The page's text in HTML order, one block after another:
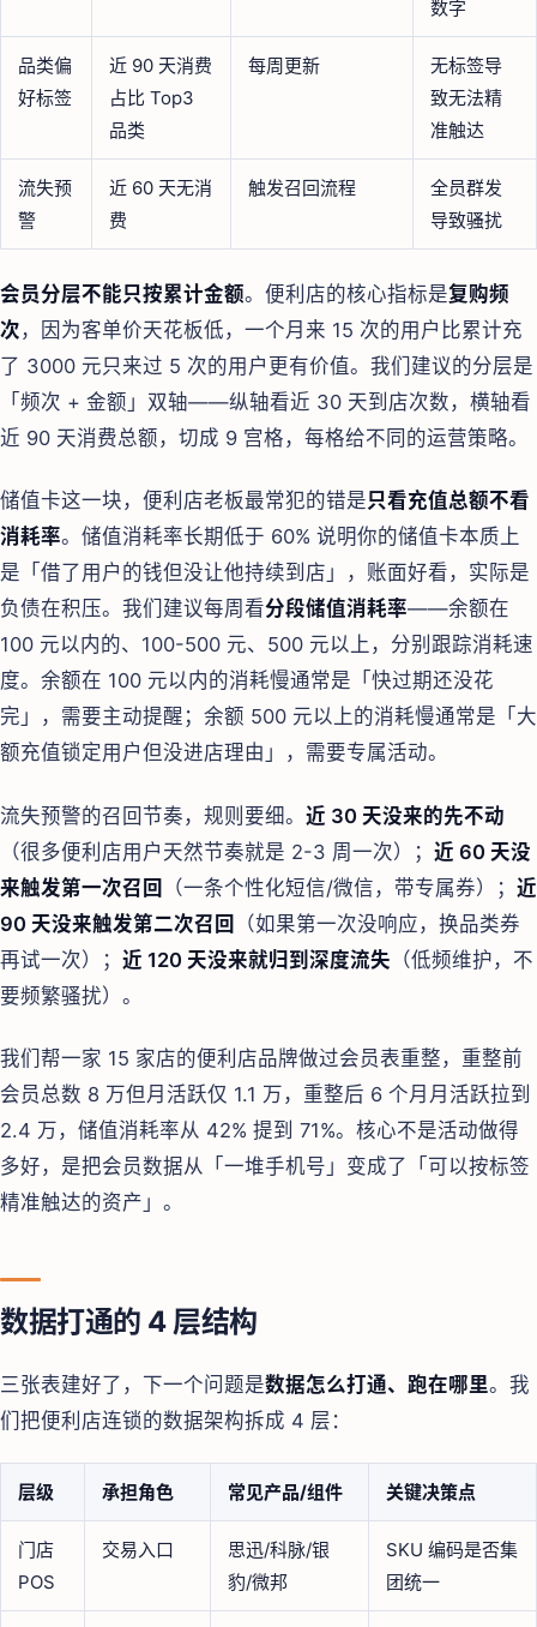
数字
品类偏
好标签
近 90 天消费
占比 Top3
品类
每周更新
无标签导
致无法精
准触达
流失预
警
近 60 天无消
费
触发召回流程
全员群发
导致骚扰
会员分层不能只按累计金额。便利店的核心指标是复购频
次 ，因为客单价天花板低，一个月来 15 次的用户比累计充
了 3000 元只来过 5 次的用户更有价值。我们建议的分层是
「频次 + 金额」双轴——纵轴看近 30 天到店次数，横轴看
近 90 天消费总额，切成 9 宫格，每格给不同的运营策略。
储值卡这一块，便利店老板最常犯的错是只看充值总额不看
消耗率。储值消耗率长期低于 60% 说明你的储值卡本质上
是「借了用户的钱但没让他持续到店」，账面好看，实际是
负债在积压。我们建议每周看分段储值消耗率——余额在
100 元以内的、100-500 元、500 元以上，分别跟踪消耗速
度。余额在 100 元以内的消耗慢通常是「快过期还没花
完」，需要主动提醒；余额 500 元以上的消耗慢通常是「大
额充值锁定用户但没进店理由」，需要专属活动。
流失预警的召回节奏，规则要细。 近 30 天没来的先不动
（很多便利店用户天然节奏就是 2-3 周一次）； 近 60 天没
来触发第一次召回
（一条个性化短信/微信，带专属券）； 近
90 天没来触发第二次召回
（如果第一次没响应，换品类券
再试一次）； 近 120 天没来就归到深度流失 （低频维护，不
要频繁骚扰）。
我们帮一家 15 家店的便利店品牌做过会员表重整，重整前
会员总数 8 万但月活跃仅 1.1 万，重整后 6 个月月活跃拉到
2.4 万，储值消耗率从 42% 提到 71%。核心不是活动做得
多好，是把会员数据从「一堆手机号」变成了「可以按标签
精准触达的资产」。
数据打通的 4 层结构
三张表建好了，下一个问题是数据怎么打通、跑在哪里。我
们把便利店连锁的数据架构拆成 4 层：
层级 承担角色 常见产品/组件 关键决策点
门店
POS
交易入口
思迅/科脉/银
豹/微邦
SKU 编码是否集
团统一